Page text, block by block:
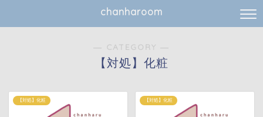
chanharoom
― CATEGORY ―
【対処】化粧
【対処】化粧 【対処】化粧